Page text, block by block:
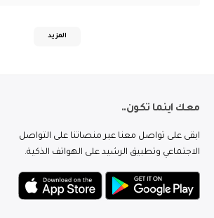
المزيد
معك اينما تكون..
ابقى على تواصل معنا عبر منصاتنا على التواصل
الاجتماعي وتطبيق الرشيد على الهواتف الذكية.